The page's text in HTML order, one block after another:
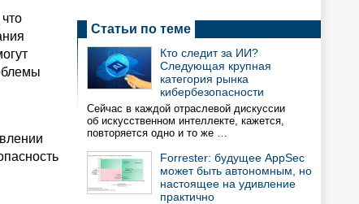
Статьи по теме
Кто следит за ИИ?
Следующая крупная
категория рынка
кибербезопасности
Сейчас в каждой отраслевой дискуссии
об искусственном интеллекте, кажется,
повторяется одно и то же …
Forrester: будущее AppSec
может быть автономным, но
настоящее на удивление
практично